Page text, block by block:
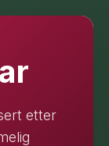
etter